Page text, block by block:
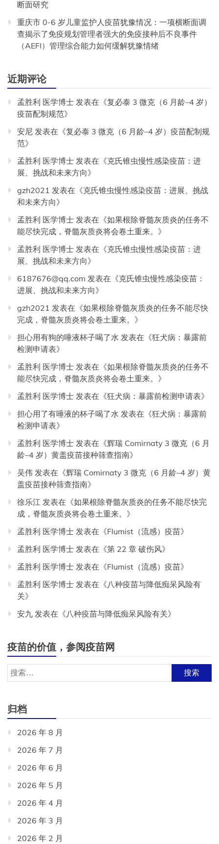
断面研究
重庆市 0-6 岁儿童监护人疫苗犹豫情况：一项横断面调
查揭示了免疫规划管理者强大的免疫接种后不良事件
（AEFI）管理综合能力如何缓解犹豫情绪
近期评论
孟胜利 医学博士 发表在《复必泰 3 微克（6 月龄–4 岁）
疫苗配制规范》
安尼 发表在《复必泰 3 微克（6 月龄–4 岁）疫苗配制规
范》
孟胜利 医学博士 发表在《克氏锥虫慢性感染疫苗：进
展、挑战和未来方向》
gzh2021 发表在《克氏锥虫慢性感染疫苗：进展、挑战
和未来方向》
孟胜利 医学博士 发表在《如果根除脊髓灰质炎的任务不
能尽快完成，脊髓灰质炎将会卷土重来。 》
孟胜利 医学博士 发表在《克氏锥虫慢性感染疫苗：进
展、挑战和未来方向》
6187676@qq.com 发表在《克氏锥虫慢性感染疫苗：
进展、挑战和未来方向》
gzh2021 发表在《如果根除脊髓灰质炎的任务不能尽快
完成，脊髓灰质炎将会卷土重来。 》
担心用有狗的唾液杯子喝了水 发表在《狂犬病：暴露前
检测申请表》
孟胜利 医学博士 发表在《如果根除脊髓灰质炎的任务不
能尽快完成，脊髓灰质炎将会卷土重来。 》
孟胜利 医学博士 发表在《狂犬病：暴露前检测申请表》
担心用了有唾液的杯子喝了水 发表在《狂犬病：暴露前
检测申请表》
孟胜利 医学博士 发表在《辉瑞 Comirnaty 3 微克（6 月
龄–4 岁）黄盖疫苗接种筛查指南》
吴伟 发表在《辉瑞 Comirnaty 3 微克（6 月龄–4 岁）黄
盖疫苗接种筛查指南》
徐乐江 发表在《如果根除脊髓灰质炎的任务不能尽快完
成，脊髓灰质炎将会卷土重来。 》
孟胜利 医学博士 发表在《Flumist（流感）疫苗》
孟胜利 医学博士 发表在《第 22 章 破伤风》
孟胜利 医学博士 发表在《Flumist（流感）疫苗》
孟胜利 医学博士 发表在《八种疫苗与降低痴呆风险有
关》
安九 发表在《八种疫苗与降低痴呆风险有关》
疫苗的价值，参阅疫苗网
搜
索：
归档
2026 年 8 月
2026 年 7 月
2026 年 6 月
2026 年 5 月
2026 年 4 月
2026 年 3 月
2026 年 2 月